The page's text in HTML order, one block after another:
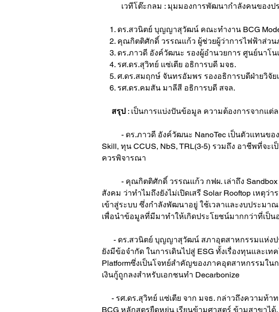
เวทีโต๊ะกลม : มุมมองการพัฒนากำลังคนของป
1. ดร.สวนิตย์ บุญญาสุวัฒน์ คณะทำงาน BCG
2. คุณกิตติศักดิ์ วรรณแก้ว ผู้ช่วยผู้ว่าการไฟฟ้าส่วน
3. ดร.ภาวดี อังค์วัฒนะ รองผู้อำนวยการ ศูนย์นาโน
4. รศ.ดร.สุวิทย์ แซ่เตีย อธิการบดี มจธ.
5. ศ.ดร.สมฤกษ์ จันทรอัมพร รองอธิการบดีฝ่ายวิจั
6. รศ.ดร.คมสัน มาลีสี อธิการบดี สจล.
สรุป : เป็นการแบ่งปันข้อมูล ความต้องการจากแต่
Skill, ทุน CCUS, NbS, TRL(3-5) รวมถึง อาชีพที่จะ
ควรพิจารณา
สังคม ว่าทำไมถึงยังไม่เปิดเสรี Solar Rooftop เหตุ
เข้าสู่ระบบ ซึ่งกำลังพัฒนาอยู่ ใช้เวลาและงบประมา
เพื่อนำข้อมูลที่มีมาทำให้เกิดประโยชน์มากกว่าที่เป็น
- ดร.สวนิตย์ บุญญาสุวัฒน์ สภาอุตสาหกรรมแห่งปร
ยังมีข้อจำกัด ในการเดินไปสู่ ESG ทั้งเรื่องทุนและเ
Platformซึ่งเป็นโจทย์สำคัญของภาคอุตสาหกรรมใน
เงินกู้ถูกลงสำหรับเอกชนทำ Decarbonize
- รศ.ดร.สุวิทย์ แซ่เตีย จาก มจธ. กล่าวถึงความท้า
BCG หลักสูตรยืดหยุ่น เรียนข้ามศาสตร์ ข้ามสาขาได้